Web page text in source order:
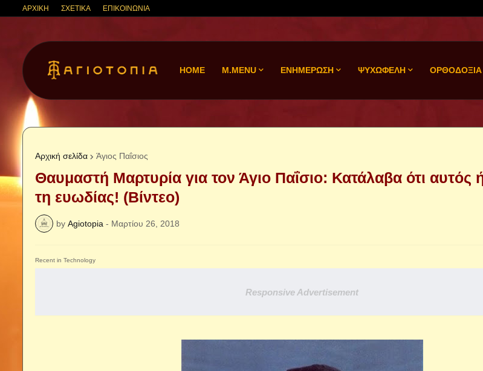
ΑΡΧΙΚΗ ΣΧΕΤΙΚΑ ΕΠΙΚΟΙΝΩΝΙΑ
HOME M.MENU ΕΝΗΜΕΡΩΣΗ ΨΥΧΩΦΕΛΗ
Αρχική σελίδα Άγιος Παΐσιος
Θαυμαστή Μαρτυρία για τον Άγιο Παΐσιο: Κατάλαβα ότι αυτός
τη ευωδίας! (Βίντεο)
by Agiotopia - Μαρτίου 26, 2018
Recent in Technology
Responsive Advertisement